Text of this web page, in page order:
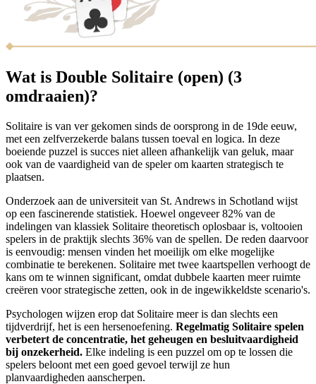
Wat is Double Solitaire (open) (3
omdraaien)?
Solitaire is van ver gekomen sinds de oorsprong in de 19de eeuw,
met een zelfverzekerde balans tussen toeval en logica. In deze
boeiende puzzel is succes niet alleen afhankelijk van geluk, maar
ook van de vaardigheid van de speler om kaarten strategisch te
plaatsen.
Onderzoek aan de universiteit van St. Andrews in Schotland wijst
op een fascinerende statistiek. Hoewel ongeveer 82% van de
indelingen van klassiek Solitaire theoretisch oplosbaar is, voltooien
spelers in de praktijk slechts 36% van de spellen. De reden daarvoor
is eenvoudig: mensen vinden het moeilijk om elke mogelijke
combinatie te berekenen. Solitaire met twee kaartspellen verhoogt de
kans om te winnen significant, omdat dubbele kaarten meer ruimte
creëren voor strategische zetten, ook in de ingewikkeldste scenario's.
Psychologen wijzen erop dat Solitaire meer is dan slechts een
tijdverdrijf, het is een hersenoefening. Regelmatig Solitaire spelen
verbetert de concentratie, het geheugen en besluitvaardigheid
bij onzekerheid. Elke indeling is een puzzel om op te lossen die
spelers beloont met een goed gevoel terwijl ze hun
planvaardigheden aanscherpen.